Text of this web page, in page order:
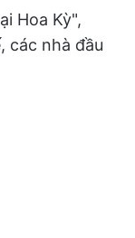
Hoa Kỳ",
các nhà đầu